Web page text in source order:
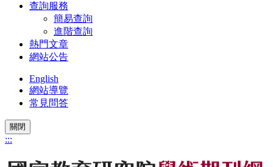
查詢服務
簡易查詢
進階查詢
熱門文章
網站公告
English
網站導覽
常見問答
關閉
:::